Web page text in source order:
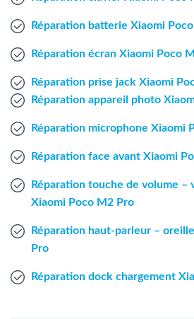
Réparation batterie Xiaomi
Réparation écran Xiaomi Poco
Réparation prise jack Xiaomi
Réparation appareil photo
Réparation microphone Xiaomi
Réparation face avant Xiaomi
Réparation touche de volume –
Xiaomi Poco M2 Pro
Réparation haut-parleur –
Pro
Réparation dock chargement